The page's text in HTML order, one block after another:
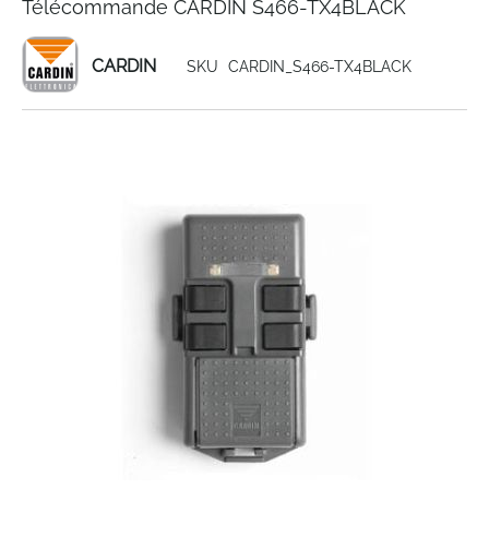
Télécommande CARDIN S466-TX4BLACK
CARDIN SKU CARDIN_S466-TX4BLACK